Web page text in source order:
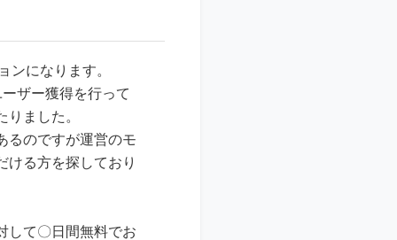
ンになります。
ザー獲得を行って
ました。
るのですが運営のモ
ける方を探しており
して〇日間無料でお